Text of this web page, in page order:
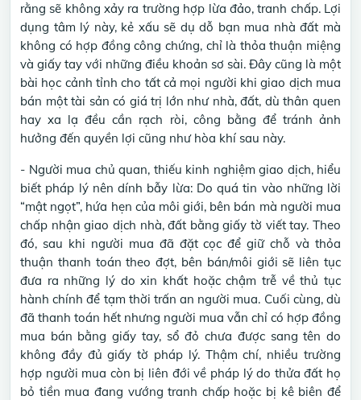
rằng sẽ không xảy ra trường hợp lừa đảo, tranh chấp. Lợi
dụng tâm lý này, kẻ xấu sẽ dụ dỗ bạn mua nhà đất mà
không có hợp đồng công chứng, chỉ là thỏa thuận miệng
và giấy tay với những điều khoản sơ sài. Đây cũng là một
bài học cảnh tỉnh cho tất cả mọi người khi giao dịch mua
bán một tài sản có giá trị lớn như nhà, đất, dù thân quen
hay xa lạ đều cần rạch ròi, công bằng để tránh ảnh
hưởng đến quyền lợi cũng như hòa khí sau này.
- Người mua chủ quan, thiếu kinh nghiệm giao dịch, hiểu
biết pháp lý nên dính bẫy lừa: Do quá tin vào những lời
“mật ngọt”, hứa hẹn của môi giới, bên bán mà người mua
chấp nhận giao dịch nhà, đất bằng giấy tờ viết tay. Theo
đó, sau khi người mua đã đặt cọc để giữ chỗ và thỏa
thuận thanh toán theo đợt, bên bán/môi giới sẽ liên tục
đưa ra những lý do xin khất hoặc chậm trễ về thủ tục
hành chính để tạm thời trấn an người mua. Cuối cùng, dù
đã thanh toán hết nhưng người mua vẫn chỉ có hợp đồng
mua bán bằng giấy tay, sổ đỏ chưa được sang tên do
không đầy đủ giấy tờ pháp lý. Thậm chí, nhiều trường
hợp người mua còn bị liên đới về pháp lý do thửa đất họ
bỏ tiền mua đang vướng tranh chấp hoặc bị kê biên để